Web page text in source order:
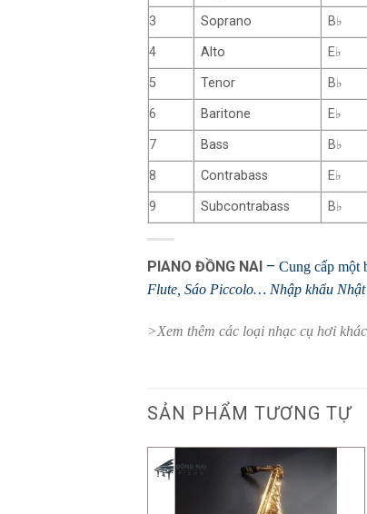
3
Soprano B♭
4
Alto E♭
5
Tenor B♭
6
Baritone E♭
7
Bass B♭
8
Contrabass E♭
9
Subcontrabass B♭
PIANO ĐỒNG NAI – Cung cấp một
Flute , Sáo Piccolo… Nhập khẩu
>Xem thêm các loại nhạc cụ hơi
SẢN PHẨM TƯƠNG TỰ